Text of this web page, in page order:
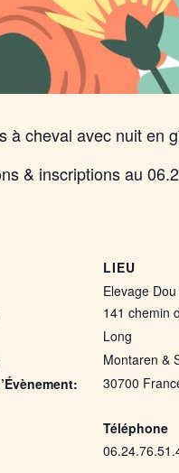
à cheval avec nuit en
& inscriptions au
LIEU
Elevage
141 chemin
Long
Montaren &
30700
Téléphone